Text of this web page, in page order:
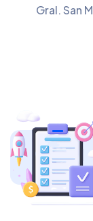
Gral. San